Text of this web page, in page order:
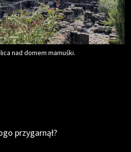
nad domem mamuśki.
przygarnął?